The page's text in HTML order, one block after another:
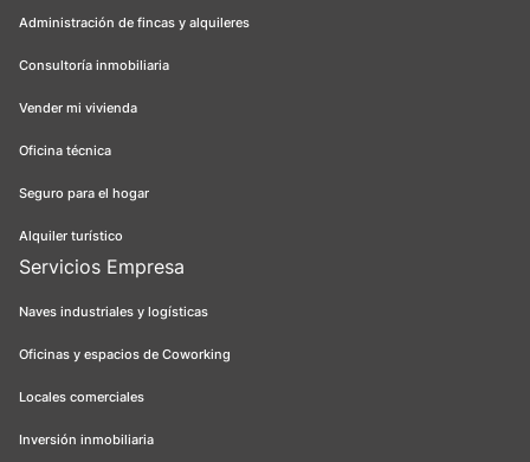
Administración de fincas y alquileres
Consultoría inmobiliaria
Vender mi vivienda
Oficina técnica
Seguro para el hogar
Alquiler turístico
Servicios Empresa
Naves industriales y logísticas
Oficinas y espacios de Coworking
Locales comerciales
Inversión inmobiliaria